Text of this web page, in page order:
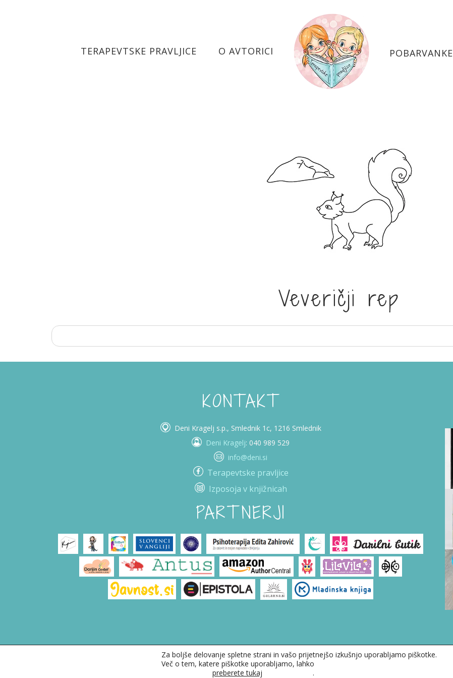
TERAPEVTSKE PRAVLJICE O AVTORICI POBARVANKE
Veveričji rep
KONTAKT
Deni Kragelj s.p., Smlednik 1c, 1216 Smlednik
Deni Kragelj: 040 989 529
info@deni.si
Terapevtske pravljice
Izposoja v knjižnicah
PARTNERJI
Splošni pogoji poslovanja
Za boljše delovanje spletne strani in vašo prijetnejšo izkušnjo uporabljamo piškotke.
Več o tem, katere piškotke uporabljamo, lahko
preberete tukaj
.